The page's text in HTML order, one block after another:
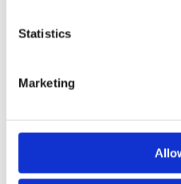
Statistics
Marketing
O que precisa saber
Política de
Cancelamento até 24